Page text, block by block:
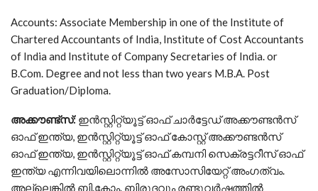
Accounts: Associate Membership in one of the Institute of
Chartered Accountants of India, Institute of Cost Accountants
of India and Institute of Company Secretaries of India. or
B.Com. Degree and not less than two years M.B.A. Post
Graduation/Diploma.
അക്കൗണ്ട്സ്: ഇന്‍സ്റ്റിറ്റ്യൂട്ട് ഓഫ് ചാര്‍ട്ടേഡ് അക്കൗണ്ടന്‍സ്
ഓഫ് ഇന്ത്യ, ഇന്‍സ്റ്റിറ്റ്യൂട്ട് ഓഫ് കോസ്റ്റ് അക്കൗണ്ടന്‍സ്
ഓഫ് ഇന്ത്യ, ഇന്‍സ്റ്റിറ്റ്യൂട്ട് ഓഫ് കമ്പനി സെക്രട്ടറീസ് ഓഫ്
ഇന്ത്യ എന്നിവയിലൊന്നില്‍ അസോസിയേറ്റ് അംഗത്വം.
അല്ലെങ്കില്‍ ബി.കോം. ബിരുദവും രണ്ടുവര്‍ഷത്തില്‍